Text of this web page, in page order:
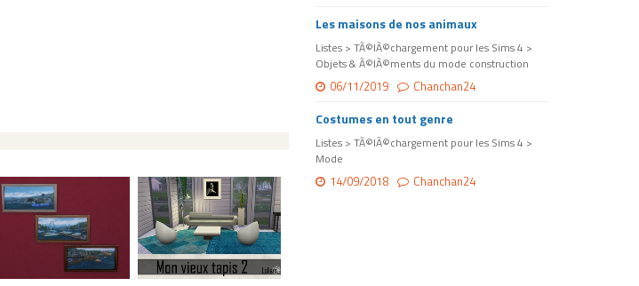
Les maisons de nos animaux
Listes > TÃ©lÃ©chargement pour les Sims 4 >
Objets & Ã©lÃ©ments du mode construction
06/11/2019 Chanchan24
Costumes en tout genre
Listes > TÃ©lÃ©chargement pour les Sims 4 >
Mode
14/09/2018 Chanchan24